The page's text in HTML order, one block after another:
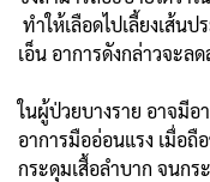
ทำให้เลือดไปเลี้ยงเส้น
เอ็น อาการดังกล่าวจะ
ในผู้ป่วยบางราย อาจมีอ
อาการมืออ่อนแรง เมื่อถื
กระดุมเสื้อลำบาก จนก